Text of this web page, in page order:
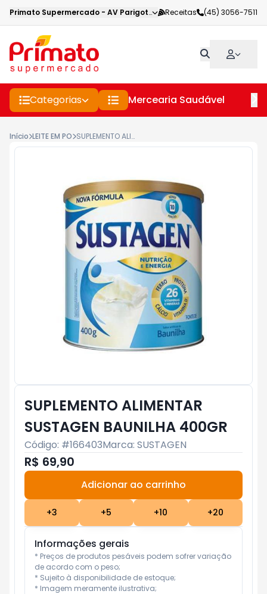
Primato Supermercado - AV Parigot de Souza,Toledo-PR
Receitas (45) 3056-7511
Categorias Mercearia Saudável
Início LEITE EM PO SUPLEMENTO ALIMENTAR SUSTAGEN BAUNILHA 400GR
SUPLEMENTO ALIMENTAR
SUSTAGEN BAUNILHA 400GR
Código: #166403Marca: SUSTAGEN
R$ 69,90
Adicionar ao carrinho
+3 +5 +10 +20
Informações gerais
* Preços de produtos pesáveis podem sofrer variação
de acordo com o peso;
* Sujeito à disponibilidade de estoque;
* Imagem meramente ilustrativa;